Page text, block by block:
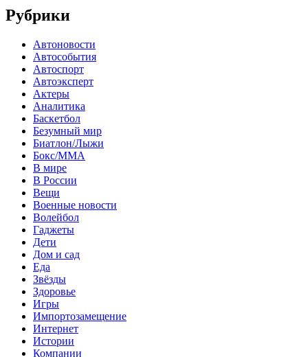
Рубрики
Автоновости
Автособытия
Автоспорт
Автоэксперт
Актеры
Аналитика
Баскетбол
Безумный мир
Биатлон/Лыжи
Бокс/MMA
В мире
В России
Вещи
Военные новости
Волейбол
Гаджеты
Дети
Дом и сад
Еда
Звёзды
Здоровье
Игры
Импортозамещение
Интернет
Истории
Компании